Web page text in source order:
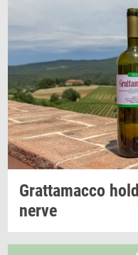
Grat­ta­mac­co
nerve